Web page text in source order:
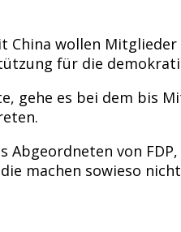
China wollen
für die
gehe es bei dem bis
von
machen sowieso